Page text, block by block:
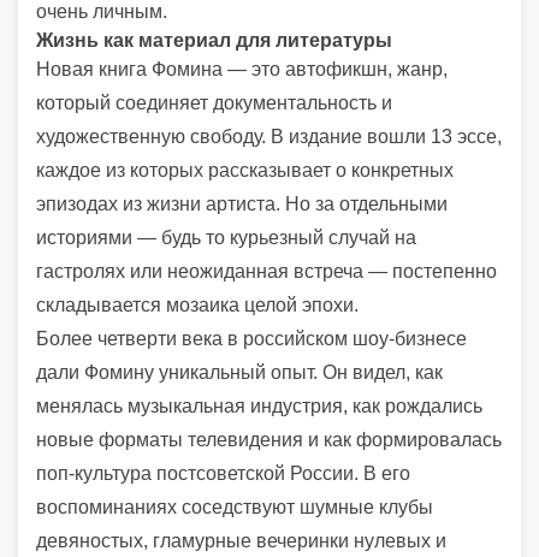
очень личным.
Жизнь как материал для литературы
Новая книга Фомина — это автофикшн, жанр,
который соединяет документальность и
художественную свободу. В издание вошли 13 эссе,
каждое из которых рассказывает о конкретных
эпизодах из жизни артиста. Но за отдельными
историями — будь то курьезный случай на
гастролях или неожиданная встреча — постепенно
складывается мозаика целой эпохи.
Более четверти века в российском шоу-бизнесе
дали Фомину уникальный опыт. Он видел, как
менялась музыкальная индустрия, как рождались
новые форматы телевидения и как формировалась
поп-культура постсоветской России. В его
воспоминаниях соседствуют шумные клубы
девяностых, гламурные вечеринки нулевых и